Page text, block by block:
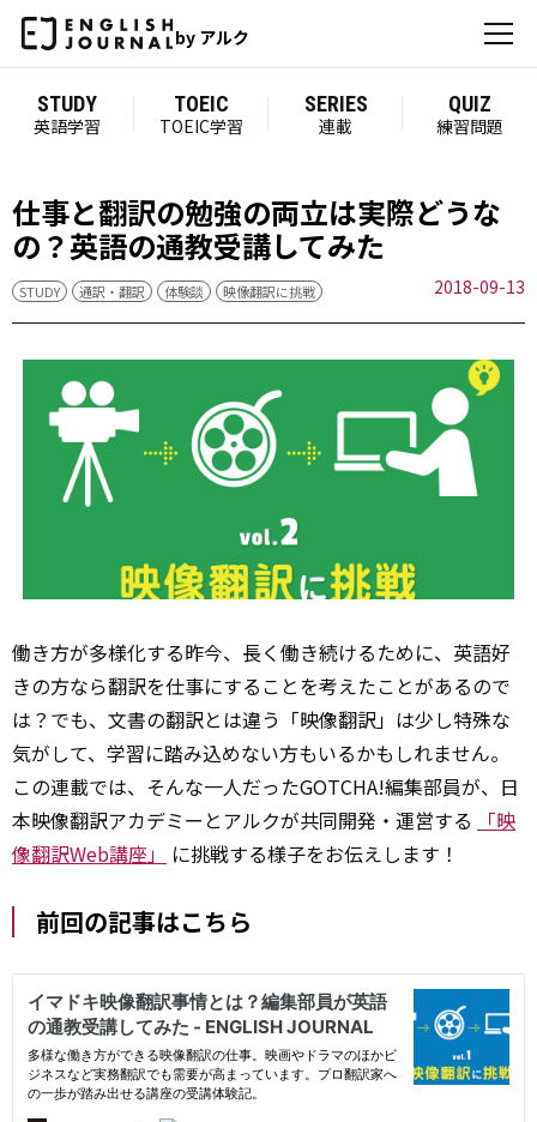
by アルク
STUDY
英語学習
TOEIC
TOEIC学習
SERIES
連載
QUIZ
練習問題
仕事と翻訳の勉強の両立は実際どうな
の？英語の通教受講してみた
STUDY 通訳・翻訳 体験談 映像翻訳に挑戦 2018-09-13
働き方が多様化する昨今、長く働き続けるために、英語好
きの方なら翻訳を仕事にすることを考えたことがあるので
は？でも、文書の翻訳とは違う「映像翻訳」は少し特殊な
気がして、学習に踏み込めない方もいるかもしれません。
この連載では、そんな一人だったGOTCHA!編集部員が、日
本映像翻訳アカデミーとアルクが共同開発・運営する
「映
像翻訳Web講座」
に挑戦する様子をお伝えします！
前回の記事はこちら